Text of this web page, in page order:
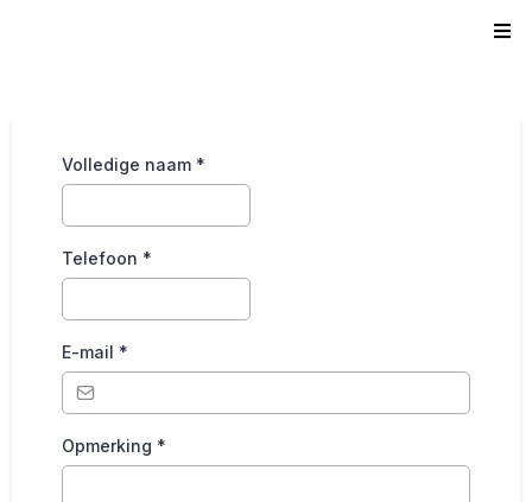
Volledige naam *
Telefoon *
E-mail *
Opmerking *